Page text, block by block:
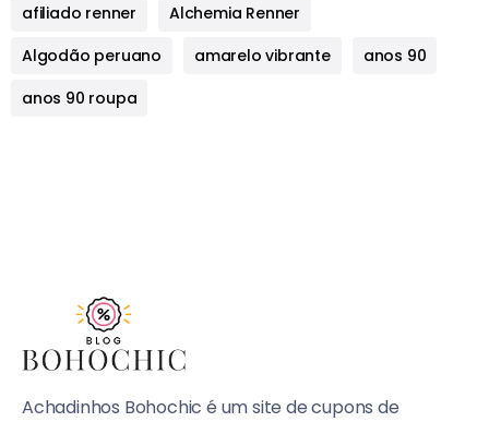
afiliado renner
Alchemia Renner
Algodão peruano
amarelo vibrante
anos 90
anos 90 roupa
Achadinhos Bohochic é um site de cupons de